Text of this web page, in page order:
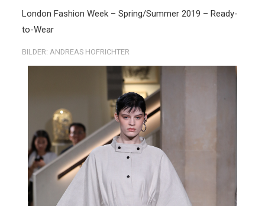
INTERVIEWS
London Fashion Week – Spring/Summer 2019 – Ready-
to-Wear
BILDER: ANDREAS HOFRICHTER